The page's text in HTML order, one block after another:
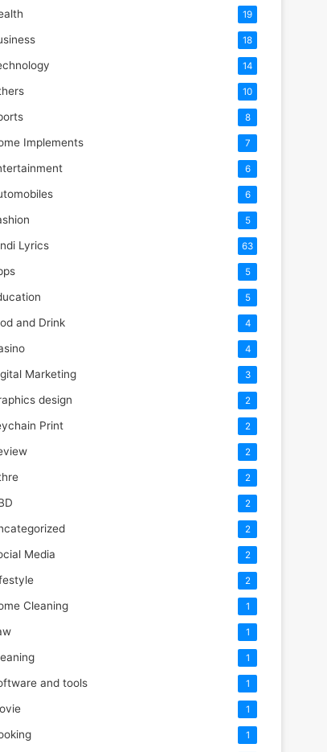
19
18
14
10
8
Implements 7
6
6
5
Lyrics 63
5
5
and Drink 4
4
Marketing 3
design 2
Print 2
2
2
2
2
Media 2
2
Cleaning 1
1
1
and tools 1
1
1